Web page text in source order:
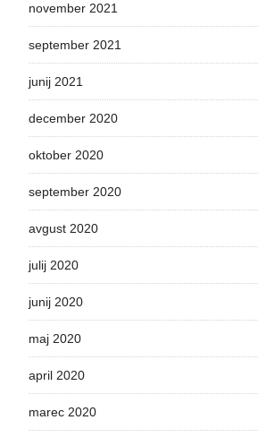
november 2021
september 2021
junij 2021
december 2020
oktober 2020
september 2020
avgust 2020
julij 2020
junij 2020
maj 2020
april 2020
marec 2020